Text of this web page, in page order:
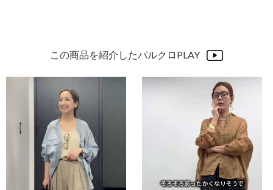
この商品を紹介したパルクロPLAY